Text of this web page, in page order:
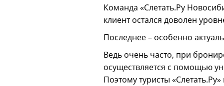
Команда «Слетать.Ру
клиент остался доволен
Последнее – особенно
Ведь очень часто, при
осуществляется с помощью
Поэтому туристы